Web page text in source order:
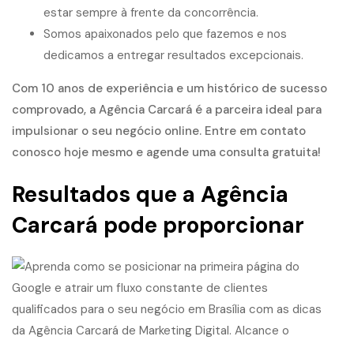
estar sempre à frente da concorrência.
Somos apaixonados pelo que fazemos e nos
dedicamos a entregar resultados excepcionais.
Com 10 anos de experiência e um histórico de sucesso
comprovado, a Agência Carcará é a parceira ideal para
impulsionar o seu negócio online. Entre em contato
conosco hoje mesmo e agende uma consulta gratuita!
Resultados que a Agência
Carcará pode proporcionar